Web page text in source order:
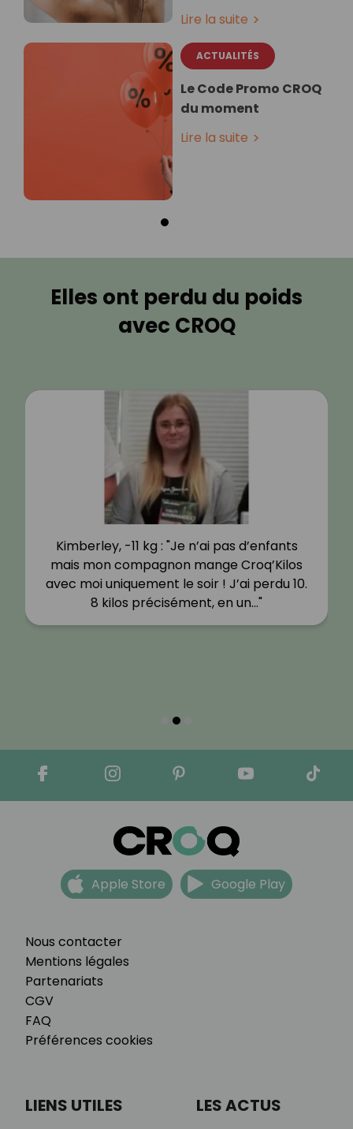
Lire la suite
ACTUALITÉS
Le Code Promo CROQ
du moment
Lire la suite
Elles ont perdu du poids
avec CROQ
Kimberley, -11 kg : "Je n’ai pas d’enfants
mais mon compagnon mange Croq’Kilos
avec moi uniquement le soir ! J’ai perdu 10.
8 kilos précisément, en un…"
Nous contacter
Mentions légales
Partenariats
CGV
FAQ
Préférences cookies
Apple Store Google Play
LIENS UTILES LES ACTUS